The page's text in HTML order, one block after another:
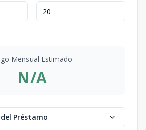
Mensual Estimado
N/A
Préstamo